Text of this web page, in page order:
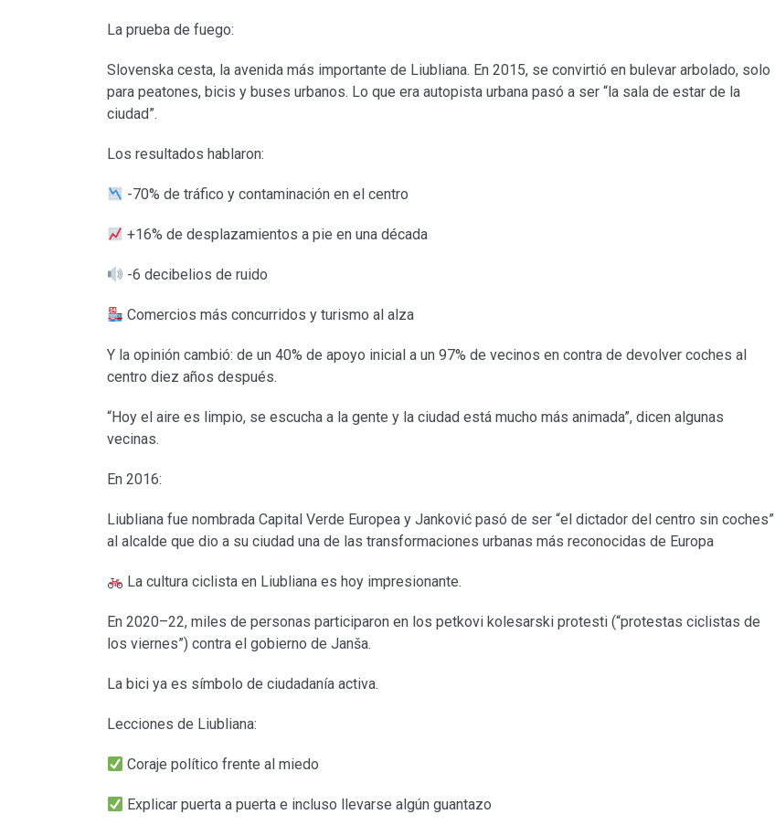
La prueba de fuego:
Slovenska cesta, la avenida más importante de Liubliana. En 2015, se convirtió en bulevar arbolado, solo
para peatones, bicis y buses urbanos. Lo que era autopista urbana pasó a ser “la sala de estar de la
ciudad”.
Los resultados hablaron:
-70% de tráfico y contaminación en el centro
+16% de desplazamientos a pie en una década
-6 decibelios de ruido
Comercios más concurridos y turismo al alza
Y la opinión cambió: de un 40% de apoyo inicial a un 97% de vecinos en contra de devolver coches al
centro diez años después.
“Hoy el aire es limpio, se escucha a la gente y la ciudad está mucho más animada”, dicen algunas
vecinas.
En 2016:
Liubliana fue nombrada Capital Verde Europea y Janković pasó de ser “el dictador del centro sin coches”
al alcalde que dio a su ciudad una de las transformaciones urbanas más reconocidas de Europa
La cultura ciclista en Liubliana es hoy impresionante.
En 2020–22, miles de personas participaron en los petkovi kolesarski protesti (“protestas ciclistas de
los viernes”) contra el gobierno de Janša.
La bici ya es símbolo de ciudadanía activa.
Lecciones de Liubliana:
Coraje político frente al miedo
Explicar puerta a puerta e incluso llevarse algún guantazo